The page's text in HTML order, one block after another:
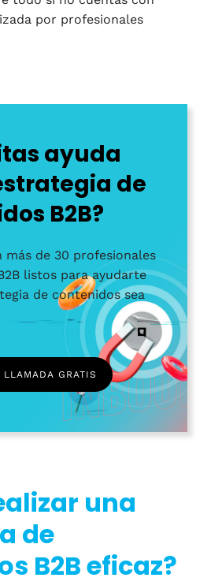
por profesionales
ayuda
de
B2B?
más de 30 profesionales
listos para ayudarte
de contenidos sea
GRATIS
una
de
B2B eficaz?